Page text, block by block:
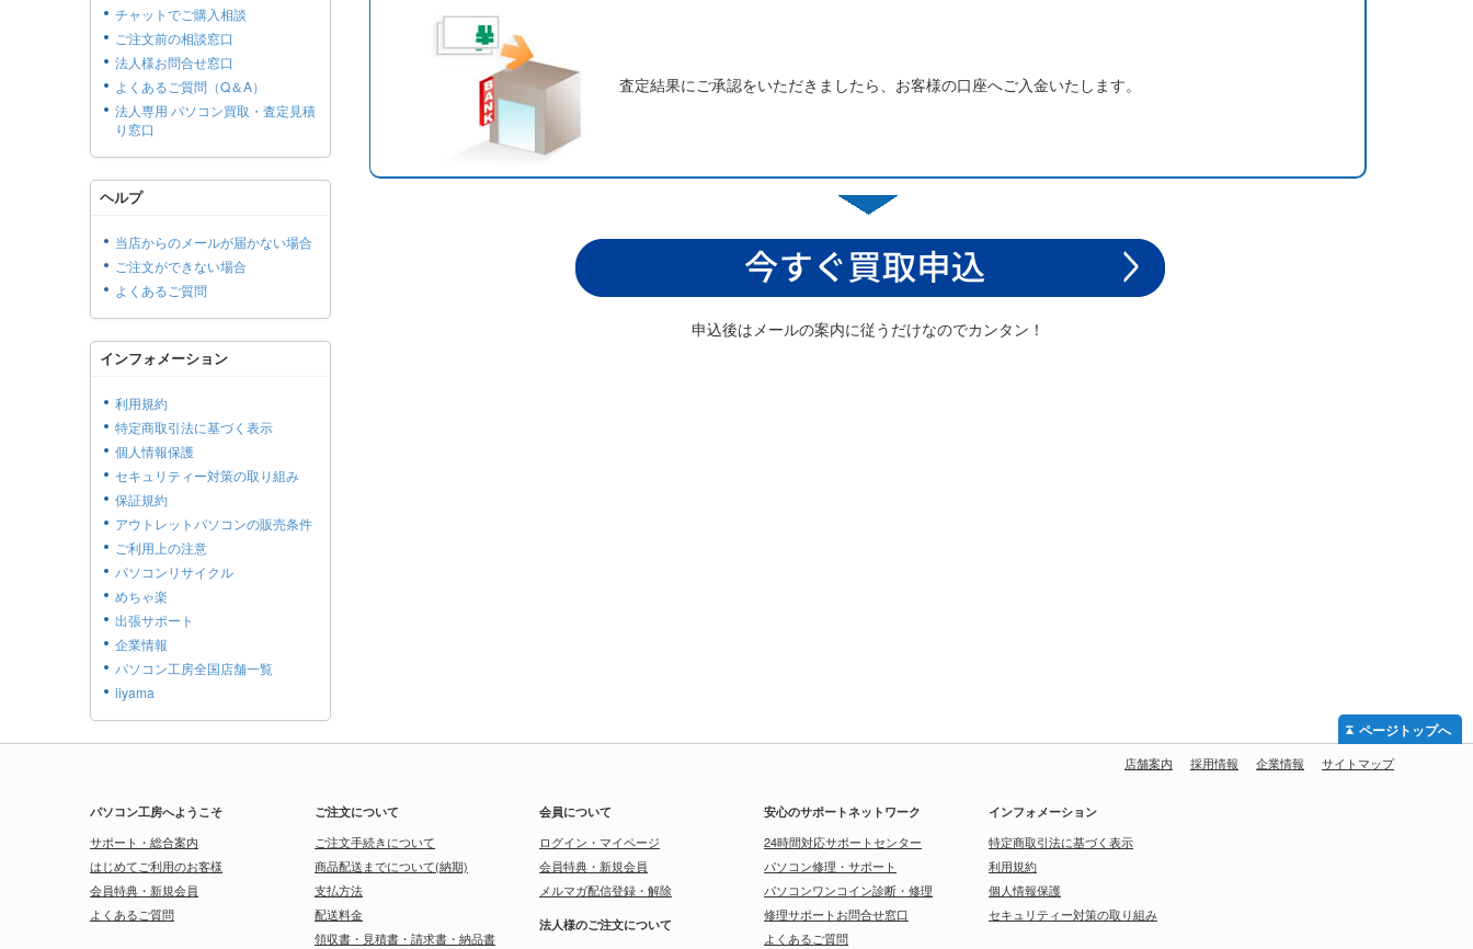
査定結果にご承認をいただきましたら、お客様の口座へご入金いたします。
申込後はメールの案内に従うだけなのでカンタン！
チャットでご購入相談
ご注文前の相談窓口
法人様お問合せ窓口
よくあるご質問（Q＆A）
法人専用 パソコン買取・査定見積
り窓口
ヘルプ
当店からのメールが届かない場合
ご注文ができない場合
よくあるご質問
インフォメーション
利用規約
特定商取引法に基づく表示
個人情報保護
セキュリティー対策の取り組み
保証規約
アウトレットパソコンの販売条件
ご利用上の注意
パソコンリサイクル
めちゃ楽
出張サポート
企業情報
パソコン工房全国店舗一覧
iiyama
店舗案内 採用情報 企業情報 サイトマップ
パソコン工房へようこそ
サポート・総合案内
はじめてご利用のお客様
会員特典・新規会員
よくあるご質問
ご注文について
ご注文手続きについて
商品配送までについて(納期)
支払方法
配送料金
領収書・見積書・請求書・納品書
会員について
ログイン・マイページ
会員特典・新規会員
メルマガ配信登録・解除
法人様のご注文について
安心のサポートネットワーク
24時間対応サポートセンター
パソコン修理・サポート
パソコンワンコイン診断・修理
修理サポートお問合せ窓口
よくあるご質問
インフォメーション
特定商取引法に基づく表示
利用規約
個人情報保護
セキュリティー対策の取り組み
ページトップへ